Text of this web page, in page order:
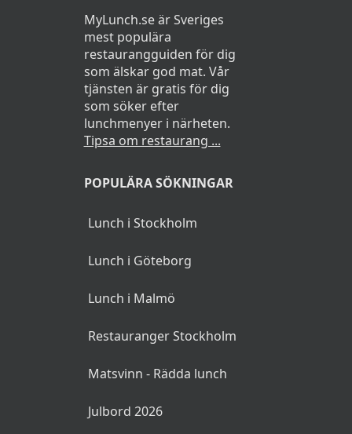
MyLunch.se är Sveriges
mest populära
restaurangguiden för dig
som älskar god mat. Vår
tjänsten är gratis för dig
som söker efter
lunchmenyer i närheten.
Tipsa om restaurang ...
POPULÄRA SÖKNINGAR
Lunch i Stockholm
Lunch i Göteborg
Lunch i Malmö
Restauranger Stockholm
Matsvinn - Rädda lunch
Julbord 2026